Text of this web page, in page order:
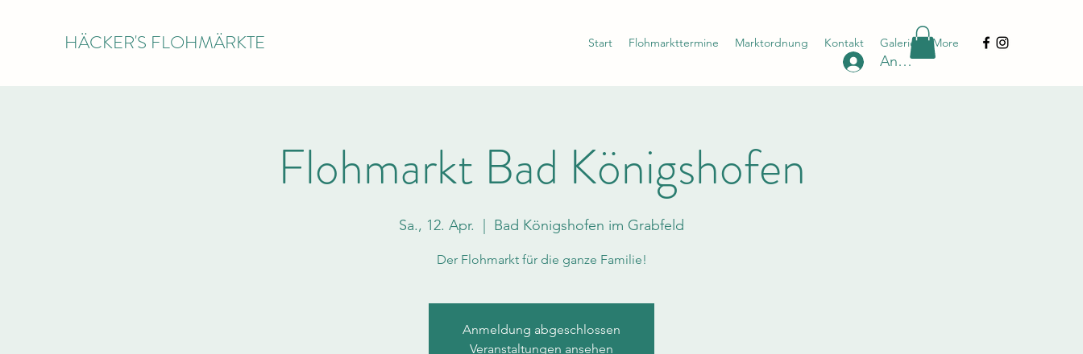
HÄCKER'S FLOHMÄRKTE Start Flohmarkttermine Marktordnung Kontakt Galerie More
Anmelden
Flohmarkt Bad Königshofen
Sa., 12. Apr.
  |
Bad Königshofen im Grabfeld
Der Flohmarkt für die ganze Familie!
Anmeldung abgeschlossen
Veranstaltungen ansehen